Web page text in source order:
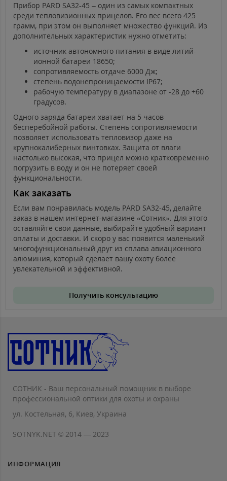
Прибор PARD SA32-45 – один из самых компактных
среди тепловизионных прицелов. Его вес всего 425
грамм, при этом он выполняет множество функций. Из
дополнительных характеристик нужно отметить:
источник автономного питания в виде литий-
ионной батареи 18650;
сопротивляемость отдаче 6000 Дж;
степень водонепроницаемости IP67;
рабочую температуру в диапазоне от -28 до +60
градусов.
Одного заряда батареи хватает на 5 часов
бесперебойной работы. Степень сопротивляемости
позволяет использовать тепловизор даже на
крупнокалиберных винтовках. Защита от влаги
настолько высокая, что прицел можно кратковременно
погрузить в воду и он не потеряет своей
функциональности.
Как заказать
Если вам понравилась модель PARD SA32-45, делайте
заказ в нашем интернет-магазине «Сотник». Для этого
оставляйте свои данные, выбирайте удобный вариант
оплаты и доставки. И скоро у вас появится маленький
многофункциональный друг из сплава авиационного
алюминия, который сделает вашу охоту более
увлекательной и эффективной.
Получить консультацию
СОТНИК - Ваш персональный помощник в выборе
профессиональной оптики для охоты и охраны
ул. Костельная, 6, Киев, Украина
SOTNYK.NET © 2014 — 2023
ИНФОРМАЦИЯ